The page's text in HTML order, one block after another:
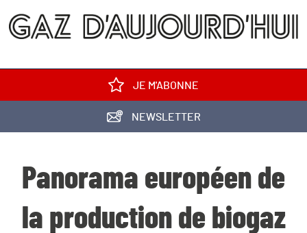
JE M'ABONNE
NEWSLETTER
Panorama européen de
la production de biogaz